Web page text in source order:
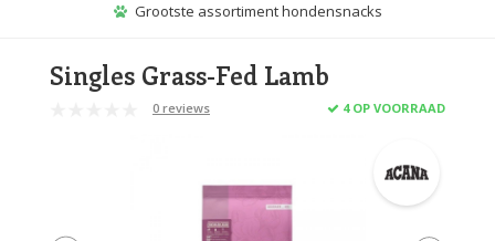
Grootste assortiment hondensnacks
Singles Grass-Fed Lamb
0 reviews 4 OP VOORRAAD